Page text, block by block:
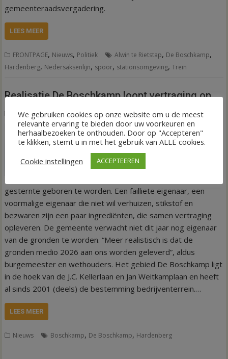
gemeenteraadsvergadering.
LEES MEER
FRONTPAGE, Nieuws, Politiek Alwin te Rietstap, De Boschkamp,
Hardenberg, Nedersaksenlijn, spoor, stationsomgeving,Trein
Realisatie De Boschkamp loopt vertraging op
11 juli 2025 Henk Stoeten
HARDENBERG –
Bedrijventerrein De
Boschkamp in
gesternte geboren te worden. Een failliete eigenaar, een
voormalige eigenaar die niet wil verhuizen, stikstof en
bezwaren zijn een paar ingrediënten, die samen vertraging
opleveren. De gemeente verwacht niet dit jaar nog eigenaar
van de gronden te worden. “Meer realistisch is dat de
gronden medio 2026 aan ons worden geleverd”, aldus
burgemeester en wethouders. Het gebied De Boschkamp ligt
in de hoek van de J.C. Kellerlaan en Jan Weitkamplaan en heeft
al sinds 2001 (deels) de bestemming bedrijventerrein.…
LEES MEER
Nieuws Boschkamp, De Boschkamp, Hardenberg
We gebruiken cookies op onze website om u de meest
relevante ervaring te bieden door uw voorkeuren en
herhaalbezoeken te onthouden. Door op "Accepteren"
te klikken, stemt u in met het gebruik van ALLE cookies.
Cookie instellingen
ACCEPTEEREN